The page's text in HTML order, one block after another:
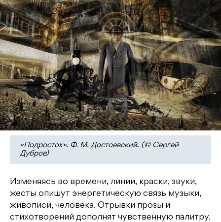
«Подросток». Ф. М. Достоевский. (© Сергей
Дубров)
Изменяясь во времени, линии, краски, звуки,
жесты опишут энергетическую связь музыки,
живописи, человека. Отрывки прозы и
стихотворений дополнят чувственную палитру.